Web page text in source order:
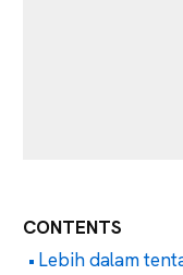
CONTENTS
Lebih dalam